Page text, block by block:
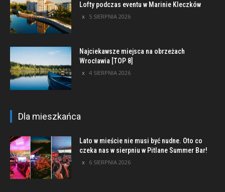
Lofty podczas eventu w Marinie Kleczków
5 SIERPNIA 2026
Najciekawsze miejsca na obrzeżach
Wrocławia [TOP 8]
4 SIERPNIA 2026
Dla mieszkańca
Lato w mieście nie musi być nudne. Oto co
czeka nas w sierpniu w Pitlane Summer Bar!
6 SIERPNIA 2026